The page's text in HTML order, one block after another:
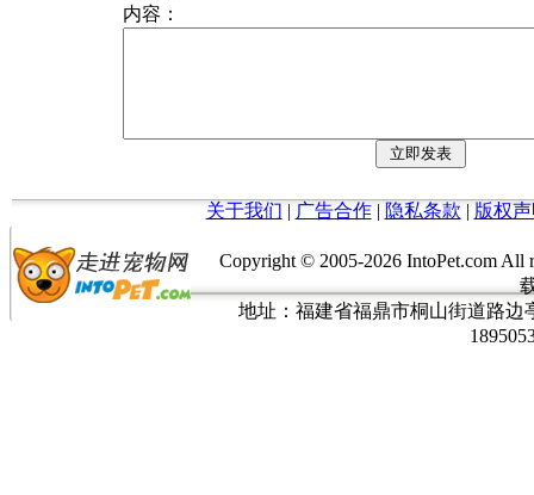
内容：
关于我们 | 广告合作| 隐私条款 | 版权
Copyright © 2005-2026 IntoPet.com
地址：福建省福鼎市桐山街道路边